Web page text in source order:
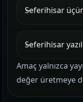
Seferihisar
Seferihisar
Amaç yalnızca
değer üretmeye